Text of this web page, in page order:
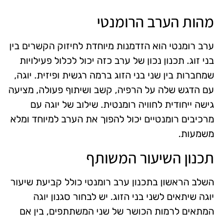
מהות הערב הרומנטי
ערב רומנטי הוא הזדמנות מיוחדת לחיזוק הקשרים בין
בני זוג. תכנון נכון של ערב כזה יכול לכלול פעילויות
שמחברות בין שני בני הזוג ברמה רגשית ופיזית. יוגה,
עם הדגש שלה על הרפיה, קשב ושיתוף פעולה, מציעה
גישה ייחודית לחוויה רומנטית. שילוב של יוגה עם
מרכיבים רומנטיים יכול להפוך את הערב למיוחד ומלא
משמעות.
תכנון השיעור המשותף
השלב הראשון בתכנון ערב רומנטי כולל קביעת שיעור
יוגה שיתאים לשני בני הזוג. יש לבחור סגנון יוגה
המתאים לרמות הכושר של שני המשתתפים, בין אם